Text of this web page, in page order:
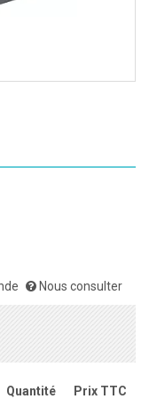
Nous consulter
Quantité Prix TTC